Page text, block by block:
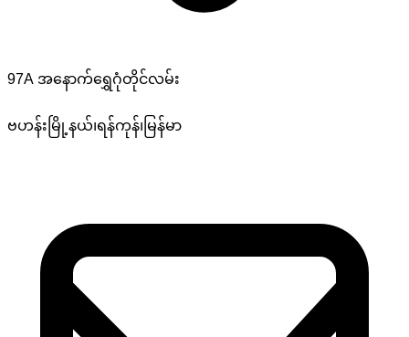
97A အနောက်ရွှေဂုံတိုင်လမ်း
ဗဟန်းမြို့နယ်၊ရန်ကုန်၊မြန်မာ